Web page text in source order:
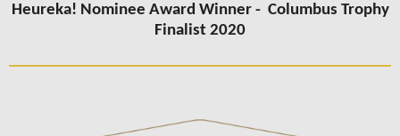
Heureka! Nominee Award Winner - Columbus Trophy
Finalist 2020